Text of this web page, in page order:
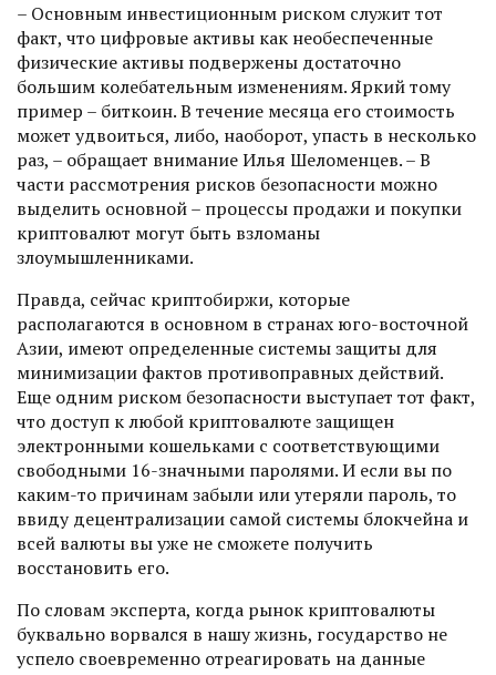
– Основным инвестиционным риском служит тот
факт, что цифровые активы как необеспеченные
физические активы подвержены достаточно
большим колебательным изменениям. Яркий тому
пример – биткоин. В течение месяца его стоимость
может удвоиться, либо, наоборот, упасть в несколько
раз, – обращает внимание Илья Шеломенцев. – В
части рассмотрения рисков безопасности можно
выделить основной – процессы продажи и покупки
криптовалют могут быть взломаны
злоумышленниками.
Правда, сейчас криптобиржи, которые
располагаются в основном в странах юго-восточной
Азии, имеют определенные системы защиты для
минимизации фактов противоправных действий.
Еще одним риском безопасности выступает тот факт,
что доступ к любой криптовалюте защищен
электронными кошельками с соответствующими
свободными 16-значными паролями. И если вы по
каким-то причинам забыли или утеряли пароль, то
ввиду децентрализации самой системы блокчейна и
всей валюты вы уже не сможете получить
восстановить его.
По словам эксперта, когда рынок криптовалюты
буквально ворвался в нашу жизнь, государство не
успело своевременно отреагировать на данные